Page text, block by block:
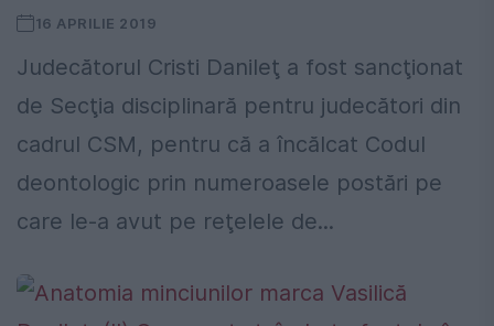
16 APRILIE 2019
Judecătorul Cristi Danileţ a fost sancţionat
de Secţia disciplinară pentru judecători din
cadrul CSM, pentru că a încălcat Codul
deontologic prin numeroasele postări pe
care le-a avut pe reţelele de...